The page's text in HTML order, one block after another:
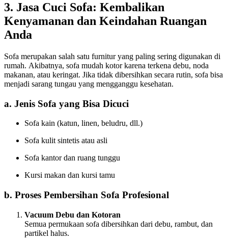
3. Jasa Cuci Sofa: Kembalikan
Kenyamanan dan Keindahan Ruangan
Anda
Sofa merupakan salah satu furnitur yang paling sering digunakan di
rumah. Akibatnya, sofa mudah kotor karena terkena debu, noda
makanan, atau keringat. Jika tidak dibersihkan secara rutin, sofa bisa
menjadi sarang tungau yang mengganggu kesehatan.
a. Jenis Sofa yang Bisa Dicuci
Sofa kain (katun, linen, beludru, dll.)
Sofa kulit sintetis atau asli
Sofa kantor dan ruang tunggu
Kursi makan dan kursi tamu
b. Proses Pembersihan Sofa Profesional
Vacuum Debu dan Kotoran
Semua permukaan sofa dibersihkan dari debu, rambut, dan
partikel halus.